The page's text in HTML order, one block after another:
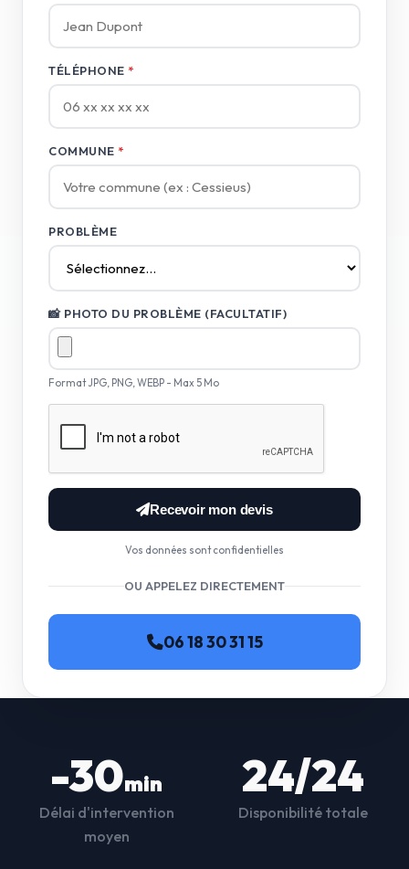
TÉLÉPHONE *
COMMUNE *
PROBLÈME
📸 PHOTO DU PROBLÈME (FACULTATIF)
Format JPG, PNG, WEBP - Max 5 Mo
Recevoir mon devis
Vos données sont confidentielles
OU APPELEZ DIRECTEMENT
06 18 30 31 15
-30min
Délai d'intervention
moyen
24/24
Disponibilité totale